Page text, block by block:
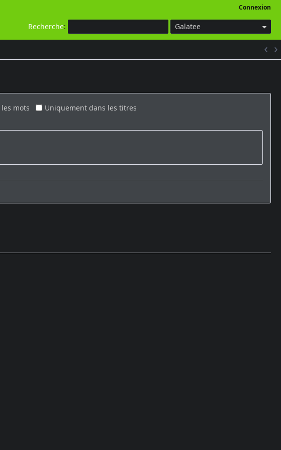
Connexion
Recherche: Galatee
les mots Uniquement dans les titres